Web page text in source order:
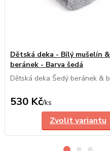
Dětská deka - Bílý mušelín
beránek - Barva šedá
Dětská deka Šedý beránek &
530 Kč/ks
Zvolit variantu